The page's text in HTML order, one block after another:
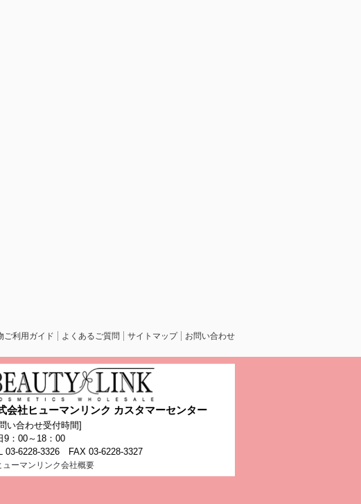
ご利用ガイド よくあるご質問 サイトマップ お問い合わせ
会社ヒューマンリンク カスタマーセンター
い合わせ受付時間]
9：00～18：00
03-6228-3326 FAX 03-6228-3327
ューマンリンク会社概要